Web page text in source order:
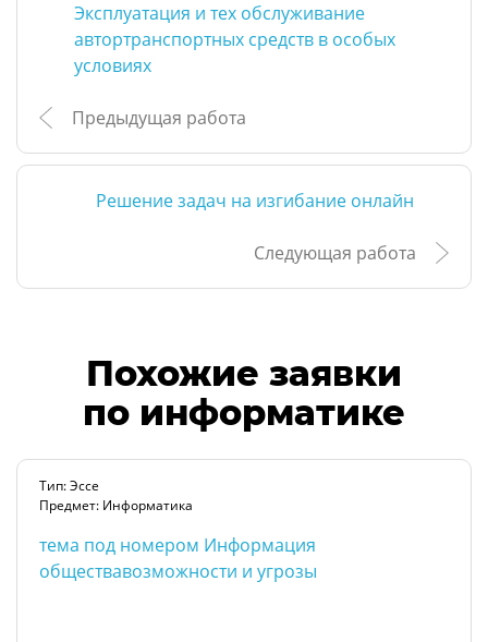
Эксплуатация и тех обслуживание
автортранспортных средств в особых
условиях
Предыдущая работа
Решение задач на изгибание онлайн
Следующая работа
Похожие заявки
по информатике
Тип: Эссе
Предмет: Информатика
тема под номером Информация
обществавозможности и угрозы